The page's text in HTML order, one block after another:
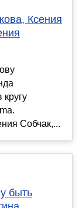
Ксения
Собчак,...
быть